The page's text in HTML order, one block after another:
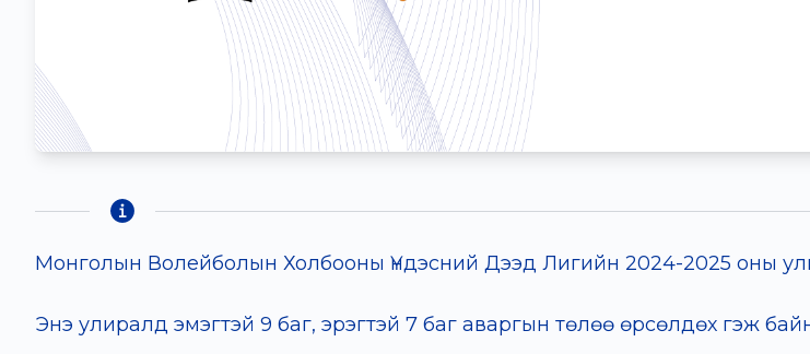
Монголын Волейболын Холбооны Үндэсний Дээд Лигийн 2024-2025 оны
Энэ улиралд эмэгтэй 9 баг, эрэгтэй 7 баг аваргын төлөө өрсөлдөх гэж